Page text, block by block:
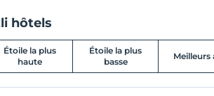
hôtels
Étoile la plus
haute
Étoile la plus
basse
Meilleurs